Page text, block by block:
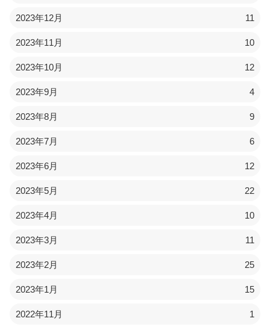
2023年12月 11
2023年11月 10
2023年10月 12
2023年9月 4
2023年8月 9
2023年7月 6
2023年6月 12
2023年5月 22
2023年4月 10
2023年3月 11
2023年2月 25
2023年1月 15
2022年11月 1